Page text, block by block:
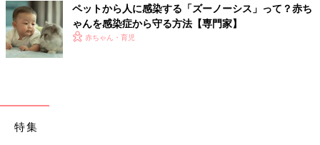
ペットから人に感染する「ズーノーシス」って？赤ち
ゃんを感染症から守る方法【専門家】
赤ちゃん・育児
特集